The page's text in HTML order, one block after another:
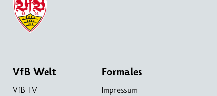
VfB Welt
VfB TV
Formales
Impressum